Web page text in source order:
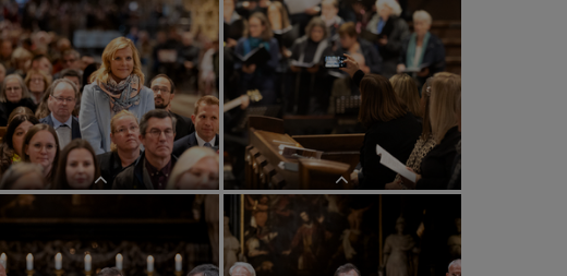
ReligionslehrerInnen Sendungsfeier ReligionslehrerInnen